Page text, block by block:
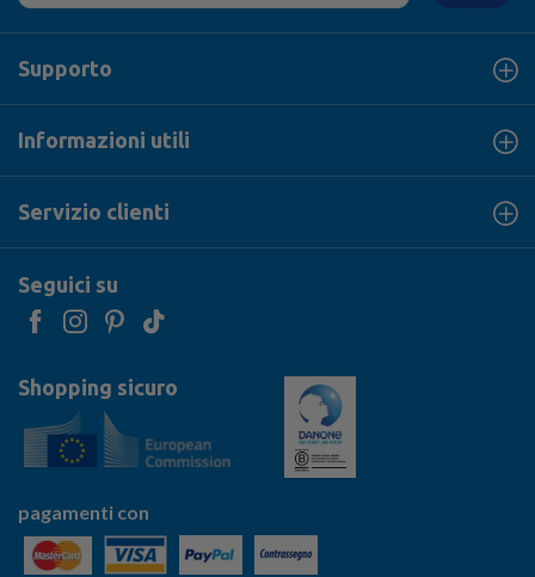
Supporto
Informazioni utili
Servizio clienti
Seguici su
Shopping sicuro
pagamenti con